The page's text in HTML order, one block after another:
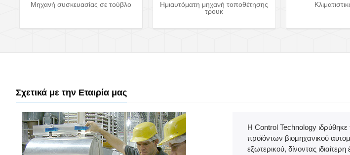
Μηχανή συσκευασίας σε τούβλο
Ημιαυτόματη μηχανή τοποθέτησης
τρουκ
Σχετικά με την Εταιρία μας
Η Control Technology
προϊόντων βιομηχανικού
εξωτερικού, δίνοντας